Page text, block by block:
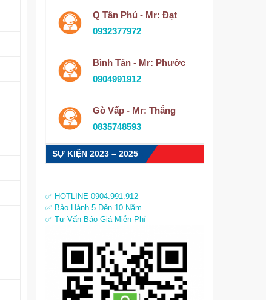
Q Tân Phú - Mr: Đạt
0932377972
Bình Tân - Mr: Phước
0904991912
Gò Vấp - Mr: Thắng
0835748593
SỰ KIỆN 2023 – 2025
✅ HOTLINE 0904.991.912
✅ Bảo Hành 5 Đến 10 Năm
✅ Tư Vấn Báo Giá Miễn Phí